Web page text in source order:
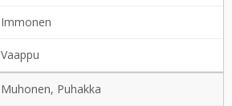
Immonen
Vaappu
Muhonen, Puhakka